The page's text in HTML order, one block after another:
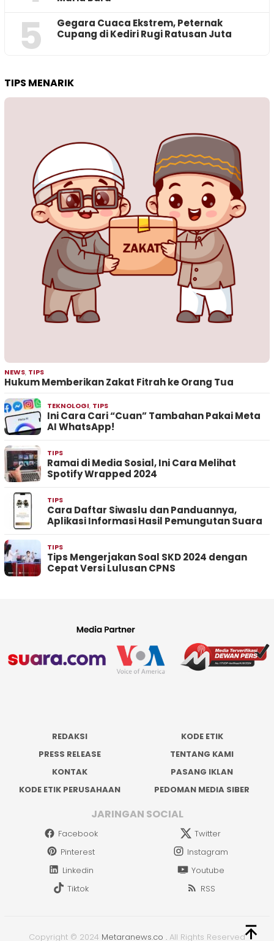
5
‎Gegara Cuaca Ekstrem, Peternak
Cupang di Kediri Rugi Ratusan Juta
TIPS MENARIK
NEWS, TIPS
Hukum Memberikan Zakat Fitrah ke Orang Tua
TEKNOLOGI, TIPS
Ini Cara Cari “Cuan” Tambahan Pakai Meta
AI WhatsApp!
TIPS
Ramai di Media Sosial, Ini Cara Melihat
Spotify Wrapped 2024
TIPS
Cara Daftar Siwaslu dan Panduannya,
Aplikasi Informasi Hasil Pemungutan Suara
TIPS
Tips Mengerjakan Soal SKD 2024 dengan
Cepat Versi Lulusan CPNS
REDAKSI
KODE ETIK
PRESS RELEASE
TENTANG KAMI
KONTAK
PASANG IKLAN
KODE ETIK PERUSAHAAN
PEDOMAN MEDIA SIBER
JARINGAN SOCIAL
Facebook
Twitter
Pinterest
Instagram
Linkedin
Youtube
Tiktok
RSS
Copyright © 2024 Metaranews.co . All Rights Reserved